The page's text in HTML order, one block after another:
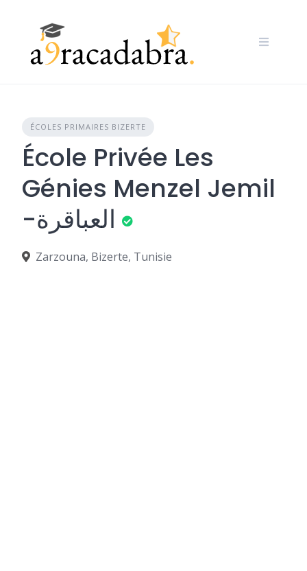
ÉCOLES PRIMAIRES BIZERTE
École Privée Les
Génies Menzel Jemil
-العباقرة
Zarzouna, Bizerte, Tunisie